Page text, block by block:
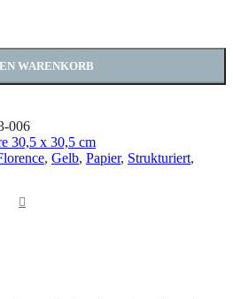
WARENKORB
006
30,5 x 30,5 cm
, Gelb, Papier, Strukturiert,